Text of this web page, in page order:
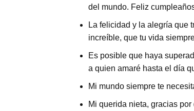
del mundo. Feliz
La felicidad y la alegría que
increíble, que tu vida
Es posible que haya
a quien amaré hasta el día
Mi mundo siempre te
Mi querida nieta, gracias